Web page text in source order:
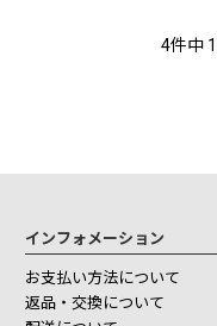
4件中 1
インフォメーション
お支払い方法について
返品・交換について